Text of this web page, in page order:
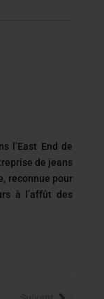
l’East End de
de jeans
reconnue pour
à l’affût des